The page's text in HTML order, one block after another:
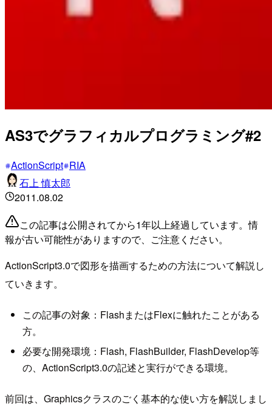
AS3でグラフィカルプログラミング#2
ActionScript RIA
石上 慎太郎
2011.08.02
この記事は公開されてから1年以上経過しています。情
報が古い可能性がありますので、ご注意ください。
ActionScript3.0で図形を描画するための方法について解説し
ていきます。
この記事の対象：FlashまたはFlexに触れたことがある
方。
必要な開発環境：Flash, FlashBuilder, FlashDevelop等
の、ActionScript3.0の記述と実行ができる環境。
前回は、Graphicsクラスのごく基本的な使い方を解説しまし